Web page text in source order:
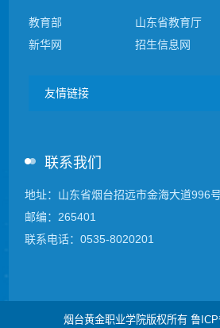
教育部 山东省教育厅
新华网
招生信息网
友情链接
联系我们
地址：山东省烟台招远市金海大道996号
邮编：265401
联系电话：0535-8020201
烟台黄金职业学院版权所有 鲁ICP